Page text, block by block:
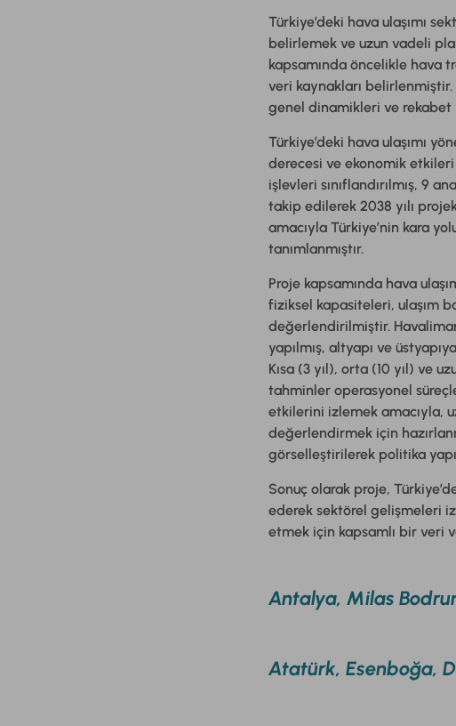
Türkiye’deki hava ulaşımı
belirlemek ve uzun vadeli
kapsamında öncelikle hava
veri kaynakları
genel dinamikleri ve rekabet
Türkiye’deki hava ulaşımı
derecesi ve ekonomik
işlevleri sınıflandırılmış, 9
takip edilerek 2038 yılı
amacıyla Türkiye’nin kara
tanımlanmıştır.
Proje kapsamında hava
fiziksel kapasiteleri, ulaşım
değerlendirilmiştir.
yapılmış, altyapı ve
Kısa (3 yıl), orta (10 yıl) ve
tahminler operasyonel
etkilerini izlemek amacıyla,
değerlendirmek için
görselleştirilerek politika
Sonuç olarak proje,
ederek sektörel gelişmeleri
etmek için kapsamlı bir veri
Antalya, Milas
Atatürk, Esenboğa,